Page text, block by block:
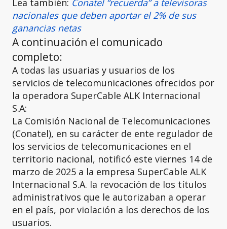
Lea también: Conatel “recuerda” a televisoras
nacionales que deben aportar el 2% de sus
ganancias netas
A continuación el comunicado
completo:
A todas las usuarias y usuarios de los
servicios de telecomunicaciones ofrecidos por
la operadora SuperCable ALK Internacional
S.A:
La Comisión Nacional de Telecomunicaciones
(Conatel), en su carácter de ente regulador de
los servicios de telecomunicaciones en el
territorio nacional, notificó este viernes 14 de
marzo de 2025 a la empresa SuperCable ALK
Internacional S.A. la revocación de los títulos
administrativos que le autorizaban a operar
en el país, por violación a los derechos de los
usuarios.